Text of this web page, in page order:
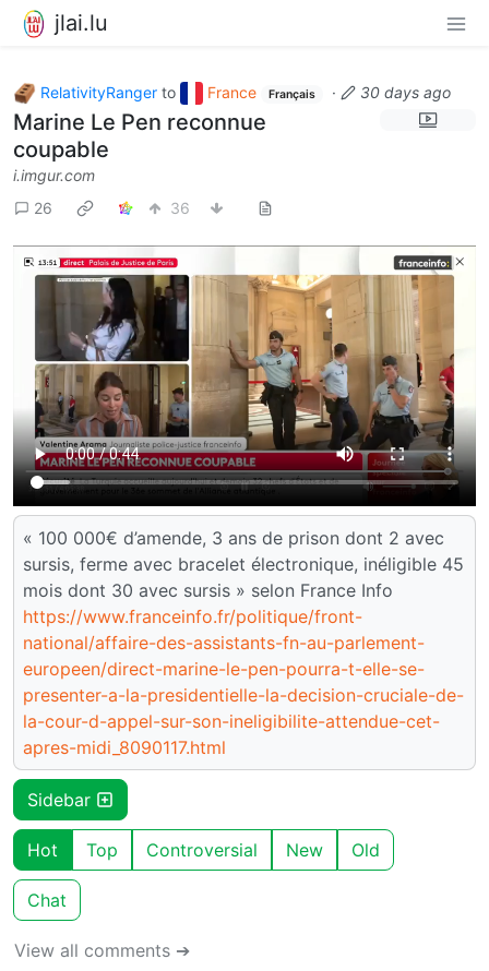
jlai.lu
RelativityRanger to France Français · 30 days ago
Marine Le Pen reconnue
coupable
i.imgur.com
26
36
« 100 000€ d’amende, 3 ans de prison dont 2 avec
sursis, ferme avec bracelet électronique, inéligible 45
mois dont 30 avec sursis » selon France Info
https://www.franceinfo.fr/politique/front-
national/affaire-des-assistants-fn-au-parlement-
europeen/direct-marine-le-pen-pourra-t-elle-se-
presenter-a-la-presidentielle-la-decision-cruciale-de-
la-cour-d-appel-sur-son-ineligibilite-attendue-cet-
apres-midi_8090117.html
Sidebar
Hot Top Controversial New Old
Chat
View all comments ➔